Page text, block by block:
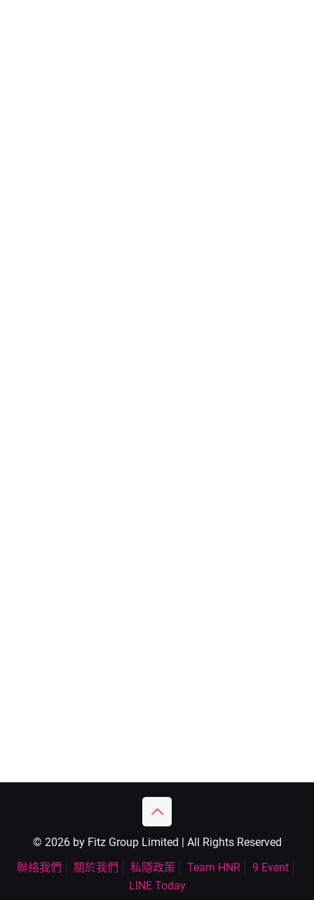
© 2026 by Fitz Group Limited | All Rights Reserved
聯絡我們
關於我們 私隱政策 Team HNR
9 Event
LINE Today